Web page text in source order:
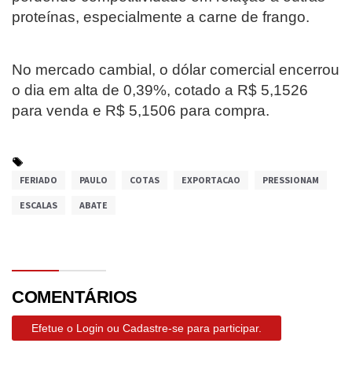
proteínas, especialmente a carne de frango.
No mercado cambial, o dólar comercial encerrou
o dia em alta de 0,39%, cotado a R$ 5,1526
para venda e R$ 5,1506 para compra.
FERIADO PAULO COTAS EXPORTACAO PRESSIONAM
ESCALAS ABATE
COMENTÁRIOS
Efetue o Login ou Cadastre-se para participar.